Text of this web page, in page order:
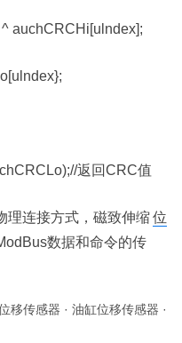
返回CRC值
连接方式，磁致伸缩位
数据和命令的传
移传感器 · 油缸位移传感器 ·